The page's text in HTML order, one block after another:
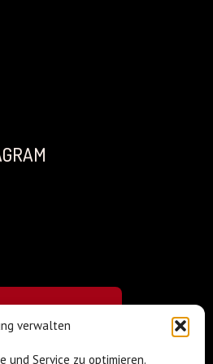
verwalten
und Service zu optimieren.